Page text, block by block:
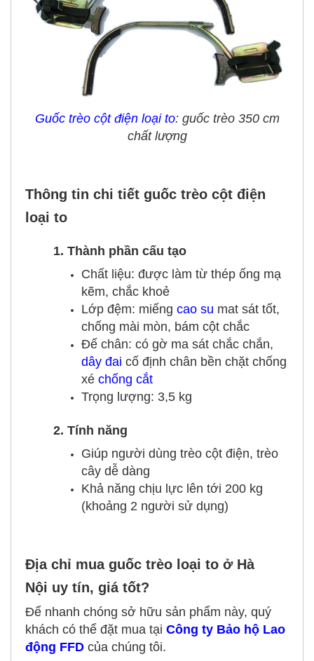
Guốc trèo cột điện loại to: guốc trèo 350 cm
chất lượng
Thông tin chi tiết guốc trèo cột điện
loại to
1. Thành phần cấu tạo
Chất liệu: được làm từ thép ống mạ
kẽm, chắc khoẻ
Lớp đệm: miếng cao su mat sát tốt,
chống mài mòn, bám cột chắc
Đế chân: có gờ ma sát chắc chắn,
dây đai cố định chân bền chặt chống
xé chống cắt
Trọng lượng: 3,5 kg
2. Tính năng
Giúp người dùng trèo cột điện, trèo
cây dễ dàng
Khả năng chịu lực lên tới 200 kg
(khoảng 2 người sử dụng)
Địa chỉ mua guốc trèo loại to ở Hà
Nội uy tín, giá tốt?
Để nhanh chóng sở hữu sản phẩm này, quý
khách có thể đặt mua tại Công ty Bảo hộ Lao
động FFD của chúng tôi.